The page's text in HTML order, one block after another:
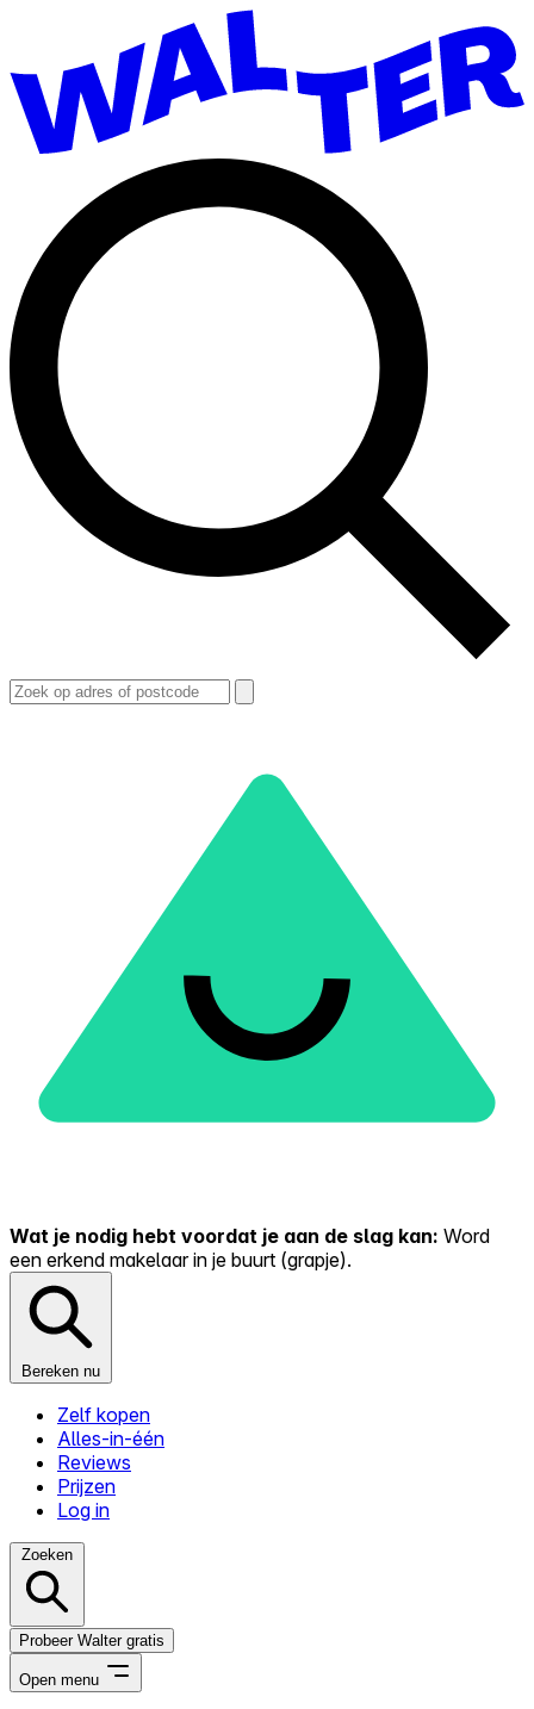
Wat je nodig hebt voordat je aan de slag kan: Word
een erkend makelaar in je buurt (grapje).
Bereken nu
Zelf kopen
Alles-in-één
Reviews
Prijzen
Log in
Zoeken
Probeer Walter gratis
Open menu